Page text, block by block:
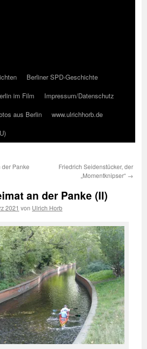
Berliner SPD-Geschichte
im Film
Impressum/Datenschutz
aus Berlin
www.ulrichhorb.de
Panke
Friedrich Seidenstücker, der
„Momentknipser“ →
an der Panke (II)
2021 von Ulrich Horb